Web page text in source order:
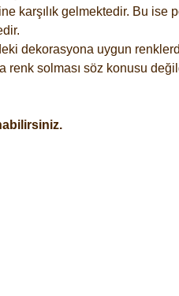
gelmektedir. Bu ise
dekorasyona uygun
renk solması söz konusu